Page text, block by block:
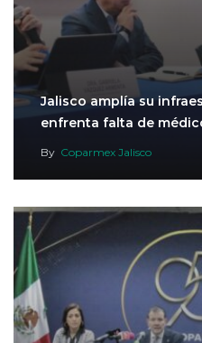
Jalisco amplía su
enfrenta falta de
By Coparmex Jalisco